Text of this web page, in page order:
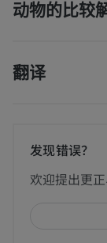
动物的比较
翻译
发现错误？
欢迎提出更